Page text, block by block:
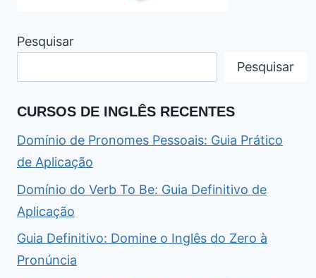
Pesquisar
Pesquisar
CURSOS DE INGLÊS RECENTES
Domínio de Pronomes Pessoais: Guia Prático
de Aplicação
Domínio do Verb To Be: Guia Definitivo de
Aplicação
Guia Definitivo: Domine o Inglês do Zero à
Pronúncia